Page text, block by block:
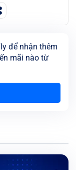
để nhận thêm
mãi nào từ